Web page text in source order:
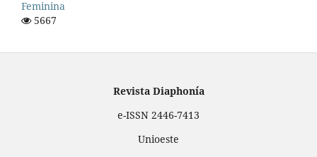
Feminina
5667
Revista Diaphonía
e-ISSN 2446-7413
Unioeste